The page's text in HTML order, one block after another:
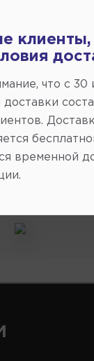
, обновление
сутки.
2026-08-08
на этой
характер.
клиенты,
что c 30
временной